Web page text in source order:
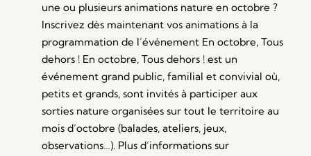
une ou plusieurs animations nature en octobre ?
Inscrivez dès maintenant vos animations à la
programmation de l’événement En octobre, Tous
dehors ! En octobre, Tous dehors ! est un
événement grand public, familial et convivial où,
petits et grands, sont invités à participer aux
sorties nature organisées sur tout le territoire au
mois d’octobre (balades, ateliers, jeux,
observations…). Plus d’informations sur